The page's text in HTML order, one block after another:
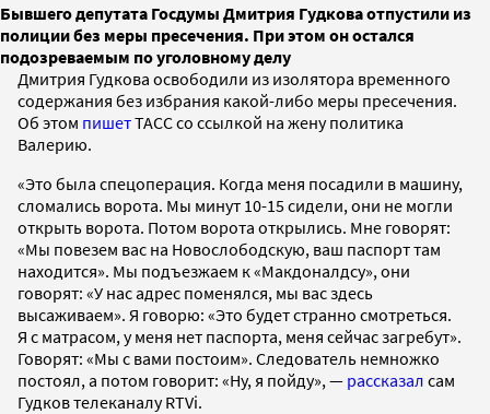
Бывшего депутата Госдумы Дмитрия Гудкова отпустили из
полиции без меры пресечения. При этом он остался
подозреваемым по уголовному делу
Дмитрия Гудкова освободили из изолятора временного
содержания без избрания какой-либо меры пресечения.
Об этом пишетТАСС со ссылкой на жену политика
Валерию.
«Это была спецоперация. Когда меня посадили в машину,
сломались ворота. Мы минут 10-15 сидели, они не могли
открыть ворота. Потом ворота открылись. Мне говорят:
«Мы повезем вас на Новослободскую, ваш паспорт там
находится». Мы подъезжаем к «Макдоналдсу», они
говорят: «У нас адрес поменялся, мы вас здесь
высаживаем». Я говорю: «Это будет странно смотреться.
Я с матрасом, у меня нет паспорта, меня сейчас загребут».
Говорят: «Мы с вами постоим». Следователь немножко
постоял, а потом говорит: «Ну, я пойду», — рассказал сам
Гудков телеканалу RTVi.